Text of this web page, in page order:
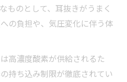
ものとして、耳抜きがうまく
の負担や、気圧変化に伴う体
高濃度酸素が供給されるた
持ち込み制限が徹底されてい